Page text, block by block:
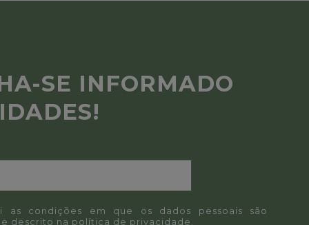
SE INFORMADO
as condições em que os dados pessoais são
descrito na política de privacidade